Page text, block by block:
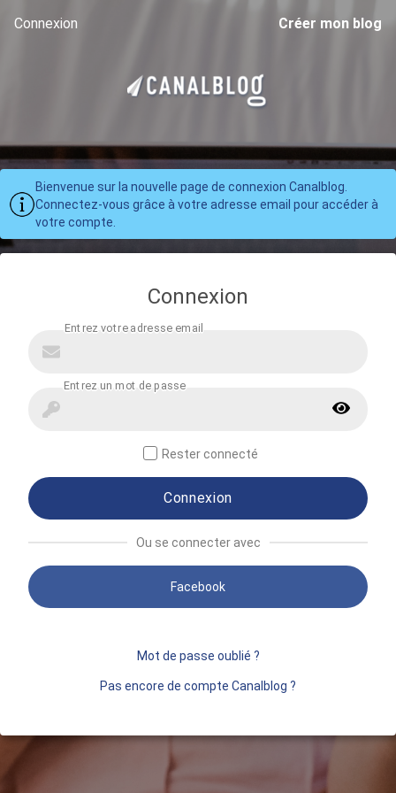
Connexion Créer mon blog
Bienvenue sur la nouvelle page de connexion Canalblog.
Connectez-vous grâce à votre adresse email pour accéder à
votre compte.
Connexion
Rester connecté
Connexion
Ou se connecter avec
Facebook
Mot de passe oublié ?
Pas encore de compte Canalblog ?